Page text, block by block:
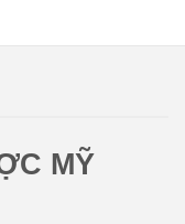
MỸ